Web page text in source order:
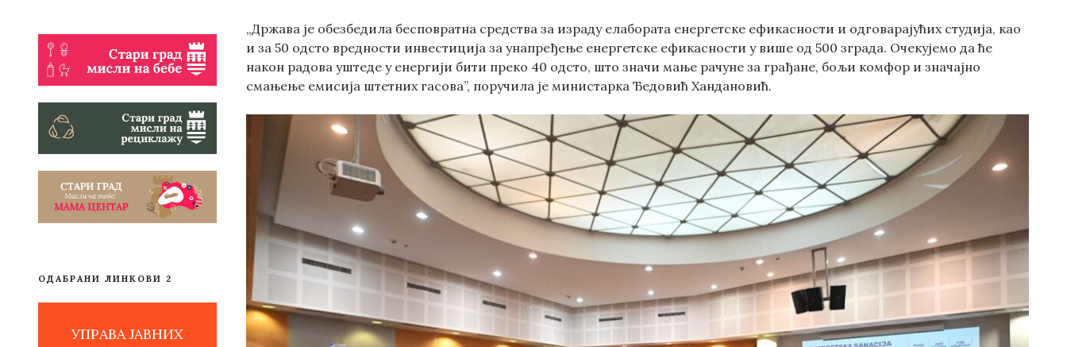
ОДАБРАНИ ЛИНКОВИ 2
УПРАВА ЈАВНИХ
„Држава је обезбедила бесповратна средства за израду елабората енергетске ефикасности и одговарајућих студија, као
и за 50 одсто вредности инвестиција за унапређење енергетске ефикасности у више од 500 зграда. Очекујемо да ће
након радова уштеде у енергији бити преко 40 одсто, што значи мање рачуне за грађане, бољи комфор и значајно
смањење емисија штетних гасова”, поручила је министарка Ђедовић Хандановић.